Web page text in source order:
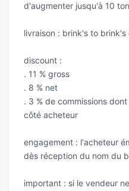
d'augmenter jusqu'à 10
livraison : brink's to
discount :
. 11 % gross
. 8 % net
. 3 % de commissions
côté acheteur
engagement : l'acheteur
dès réception du nom du
important : si le vendeur